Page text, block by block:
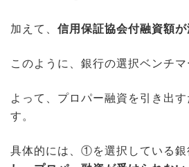
加えて、 信用保証協会付融資額
このように、銀行の選択ベンチ
よって、プロパー融資を引き出
す。
具体的には、①を選択している銀